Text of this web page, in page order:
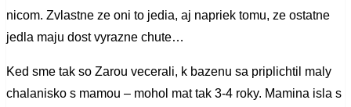
nicom. Zvlastne ze oni to jedia, aj napriek tomu, ze ostatne
jedla maju dost vyrazne chute…
Ked sme tak so Zarou vecerali, k bazenu sa priplichtil maly
chalanisko s mamou – mohol mat tak 3-4 roky. Mamina isla s